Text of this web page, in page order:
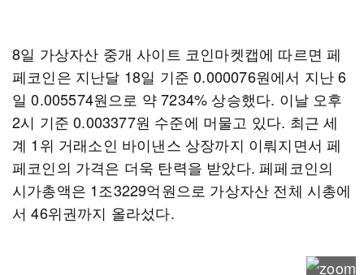
8일 가상자산 중개 사이트 코인마켓캡에 따르면 페
페코인은 지난달 18일 기준 0.000076원에서 지난 6
일 0.005574원으로 약 7234% 상승했다. 이날 오후
2시 기준 0.003377원 수준에 머물고 있다. 최근 세
계 1위 거래소인 바이낸스 상장까지 이뤄지면서 페
페코인의 가격은 더욱 탄력을 받았다. 페페코인의
시가총액은 1조3229억원으로 가상자산 전체 시총에
서 46위권까지 올라섰다.